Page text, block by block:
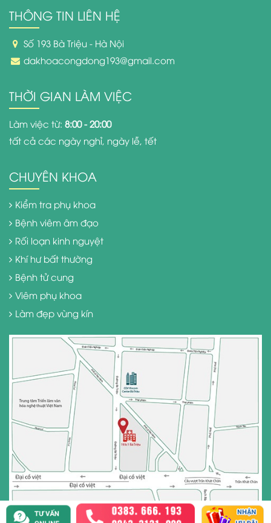
THÔNG TIN LIÊN HỆ
Số 193 Bà Triệu - Hà Nội
dakhoacongdong193@gmail.com
THỜI GIAN LÀM VIỆC
Làm việc từ: 8:00 - 20:00
tất cả các ngày nghỉ, ngày lễ, tết
CHUYÊN KHOA
Kiểm tra phụ khoa
Bệnh viêm âm đạo
Rối loạn kinh nguyệt
Khí hư bất thường
Bệnh tử cung
Viêm phụ khoa
Làm đẹp vùng kín
(Hiệu quả điều trị và hồi phục tùy thuộc vào cơ địa mỗi